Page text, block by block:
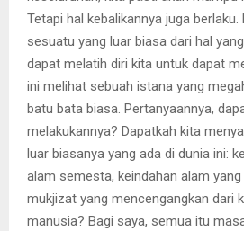
Tetapi hal kebalikannya juga
sesuatu yang luar biasa dari hal
dapat melatih diri kita untuk dapat
ini melihat sebuah istana yang
batu bata biasa. Pertanyaannya,
melakukannya? Dapatkah kita
luar biasanya yang ada di dunia ini:
alam semesta, keindahan alam
mukjizat yang mencengangkan dari
manusia? Bagi saya, semua itu